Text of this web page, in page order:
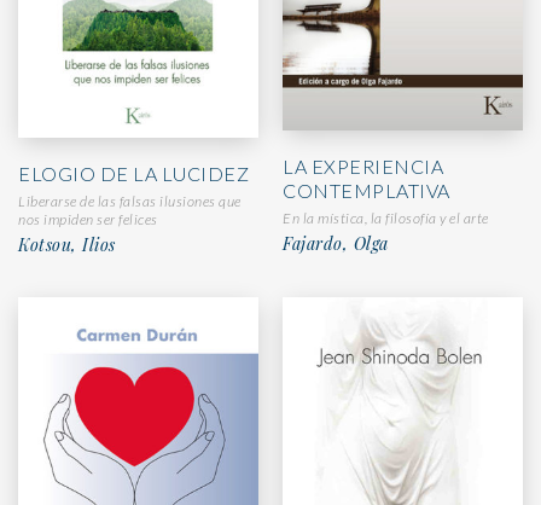
ELOGIO DE LA LUCIDEZ
Liberarse de las falsas ilusiones que
nos impiden ser felices
Kotsou, Ilios
LA EXPERIENCIA
CONTEMPLATIVA
En la mística, la filosofía y el arte
Fajardo, Olga